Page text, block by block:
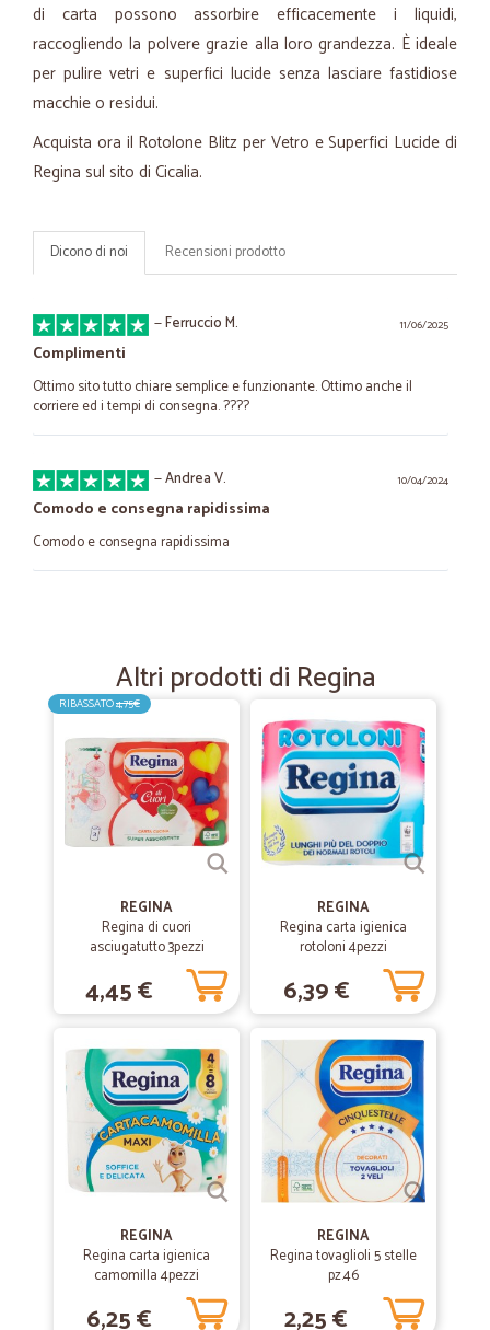
di carta possono assorbire efficacemente i liquidi,
raccogliendo la polvere grazie alla loro grandezza. È ideale
per pulire vetri e superfici lucide senza lasciare fastidiose
macchie o residui.
Acquista ora il Rotolone Blitz per Vetro e Superfici Lucide di
Regina sul sito di Cicalia.
Dicono di noi Recensioni prodotto
11/06/2025
—Ferruccio M.
Complimenti
Ottimo sito tutto chiare semplice e funzionante. Ottimo anche il
corriere ed i tempi di consegna. ????
10/04/2024
—Andrea V.
Comodo e consegna rapidissima
Comodo e consegna rapidissima
buona la comunicazione,altrettanta la puntualità, sicuramente
consigliata.
06/12/2021
—Settimio T.
prodotti di qualità,puntualità e serietà
prodotti di qualità,puntualità e serietà
—Trustpilot
Tutto ok.. i prezzi un po' alti.. stesso prodotto nei supee mercati
02/01/2021
ottima modalità di conservazione dei…
ottima modalità di conservazione dei prodotti richiesti puntuale la
consegna concordata buona qualità dei prodotti (soprattutto carne e
verdura: ero preoccupata che durante il trasporto potessero essere
danneggiate) i prodotti inviati corrispondono a quanto richiesto è
stata un'ottima soluzione di spesa online durante le restrizioni per la
—Silvia P.
Ho incontrato per caso Cicala
Altri prodotti di Regina
RIBASSATO4,75€
REGINA
Regina di cuori
asciugatutto 3pezzi
4,45 €
REGINA
Regina carta igienica
rotoloni 4pezzi
6,39 €
REGINA
Regina carta igienica
camomilla 4pezzi
6,25 €
REGINA
Regina tovaglioli 5 stelle
pz.46
2,25 €